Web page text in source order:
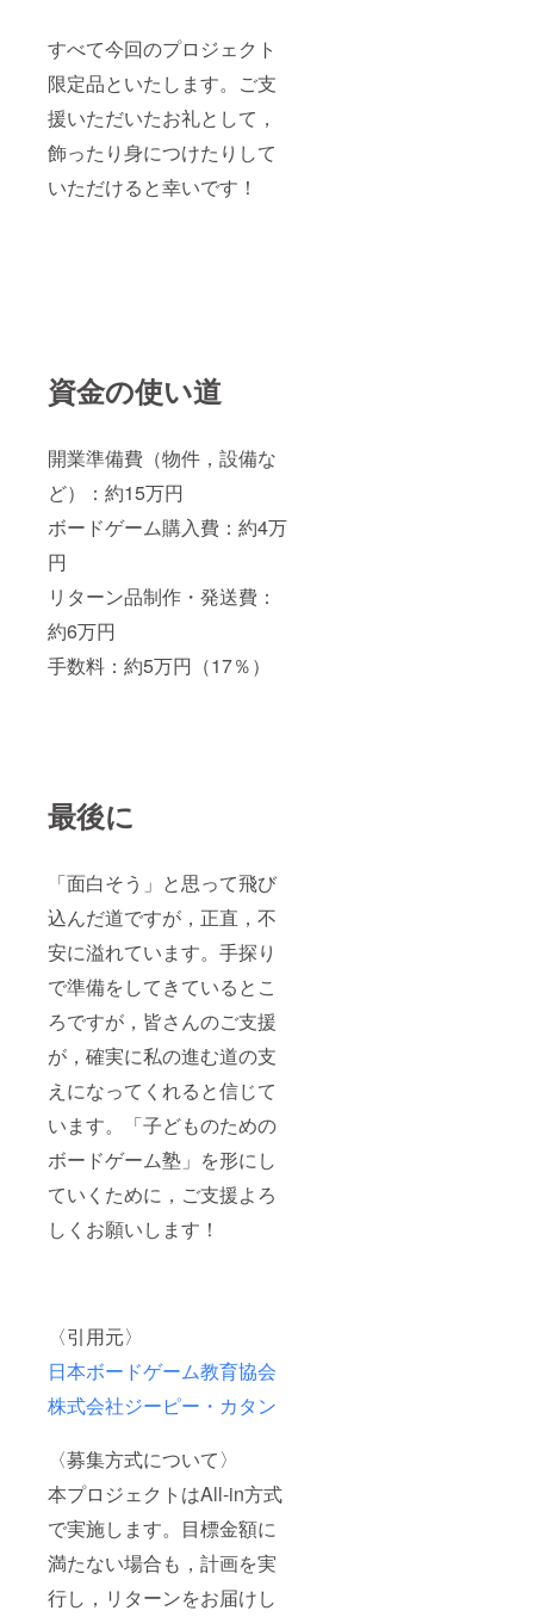
すべて今回のプロジェクト
限定品といたします。ご支
援いただいたお礼として，
飾ったり身につけたりして
いただけると幸いです！
資金の使い道
開業準備費（物件，設備な
ど）：約15万円
ボードゲーム購入費：約4万
円
リターン品制作・発送費：
約6万円
手数料：約5万円（17％）
最後に
「面白そう」と思って飛び
込んだ道ですが，正直，不
安に溢れています。手探り
で準備をしてきているとこ
ろですが，皆さんのご支援
が，確実に私の進む道の支
えになってくれると信じて
います。「子どものための
ボードゲーム塾」を形にし
ていくために，ご支援よろ
しくお願いします！
〈引用元〉
日本ボードゲーム教育協会
株式会社ジーピー・カタン
〈募集方式について〉
本プロジェクトはAll-in方式
で実施します。目標金額に
満たない場合も，計画を実
行し，リターンをお届けし